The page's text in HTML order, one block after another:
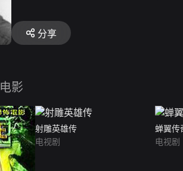
分享
电影
射雕英雄传
电视剧
蝉翼传
电视剧